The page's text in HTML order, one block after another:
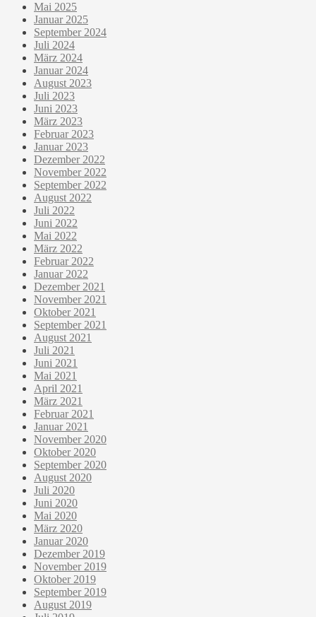
Mai 2025
Januar 2025
September 2024
Juli 2024
März 2024
Januar 2024
August 2023
Juli 2023
Juni 2023
März 2023
Februar 2023
Januar 2023
Dezember 2022
November 2022
September 2022
August 2022
Juli 2022
Juni 2022
Mai 2022
März 2022
Februar 2022
Januar 2022
Dezember 2021
November 2021
Oktober 2021
September 2021
August 2021
Juli 2021
Juni 2021
Mai 2021
April 2021
März 2021
Februar 2021
Januar 2021
November 2020
Oktober 2020
September 2020
August 2020
Juli 2020
Juni 2020
Mai 2020
März 2020
Januar 2020
Dezember 2019
November 2019
Oktober 2019
September 2019
August 2019